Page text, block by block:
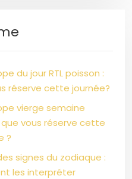
du jour RTL poisson :
réserve cette journée?
vierge semaine
vous réserve cette
?
signes du zodiaque :
les interpréter